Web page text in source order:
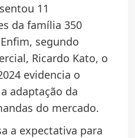
11
da família 350
segundo
Ricardo Kato, o
evidencia o
adaptação da
do mercado.
a expectativa para